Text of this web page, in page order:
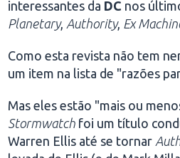
interessantes da DC nos
Planetary, Authority, Ex
Como esta revista não tem
um item na lista de "razões
Mas eles estão "mais ou
Stormwatch foi um título
Warren Ellis até se tornar